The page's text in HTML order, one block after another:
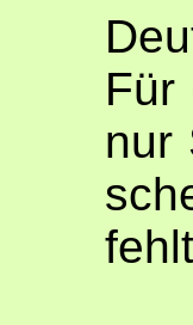
Für
nur